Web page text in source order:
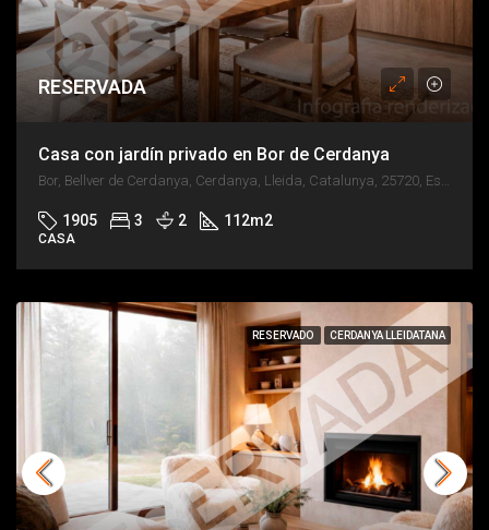
RESERVADA
Casa con jardín privado en Bor de Cerdanya
Bor, Bellver de Cerdanya, Cerdanya, Lleida, Catalunya, 25720, España
1905 3 2 112m2
CASA
RESERVADO CERDANYA LLEIDATANA